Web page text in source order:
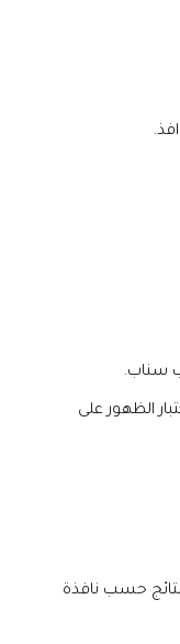
سناب.
الظهور على
حسب نافذة